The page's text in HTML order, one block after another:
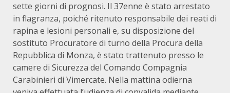
sette giorni di prognosi. Il 37enne è stato arrestato
in flagranza, poiché ritenuto responsabile dei reati di
rapina e lesioni personali e, su disposizione del
sostituto Procuratore di turno della Procura della
Repubblica di Monza, è stato trattenuto presso le
camere di Sicurezza del Comando Compagnia
Carabinieri di Vimercate. Nella mattina odierna